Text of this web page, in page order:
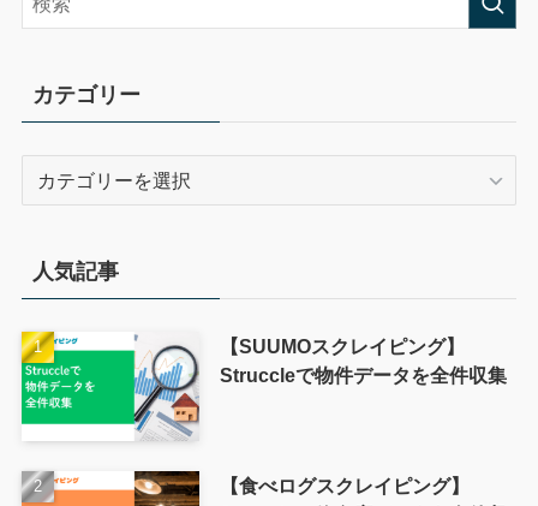
カテゴリー
人気記事
【SUUMOスクレイピング】
Struccleで物件データを全件収集
【食べログスクレイピング】